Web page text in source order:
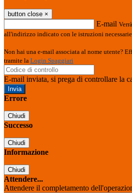
button close ×
E-mail
all'indirizzo indicato con le istruzioni
Non hai una e-mail associata al nome utente?
tramite la Login Spaggiari
E-mail inviata, si prega di controllare la
Errore
Chiudi
Successo
Chiudi
Informazione
Chiudi
Attendere...
Attendere il completamento